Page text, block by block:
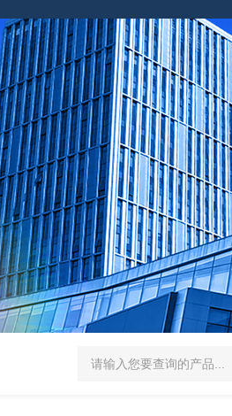
5-300N.m的扭矩扳手检定仪 机械扳手校准仪